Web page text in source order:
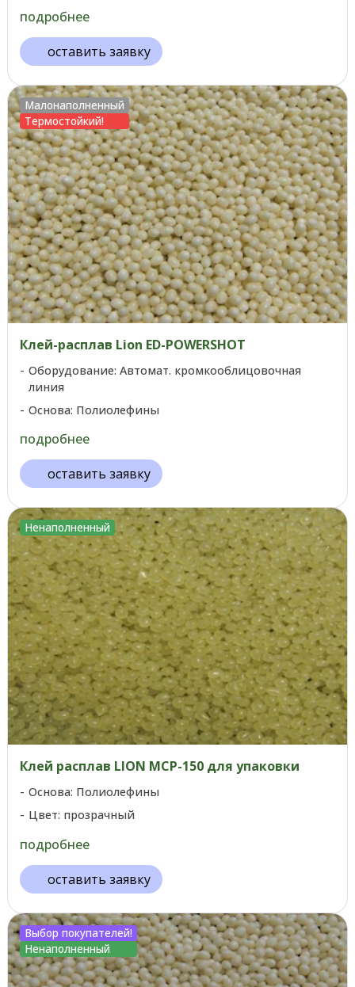
подробнее
оставить заявку
Малонаполненный
Термостойкий!
Клей-расплав Lion ED-POWERSHOT
Оборудование: Автомат. кромкооблицовочная
линия
Основа: Полиолефины
подробнее
оставить заявку
Ненаполненный
Клей расплав LION MCP-150 для упаковки
Основа: Полиолефины
Цвет: прозрачный
подробнее
оставить заявку
Выбор покупателей!
Ненаполненный